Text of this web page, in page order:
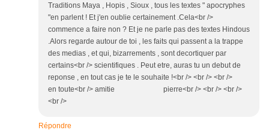
Traditions Maya , Hopis , Sioux , tous les textes " apocryphes
"en parlent ! Et j'en oublie certainement .Cela<br />
commence a faire non ? Et je ne parle pas des textes Hindous
.Alors regarde autour de toi , les faits qui passent a la trappe
des medias , et qui, bizarrements , sont decortiquer par
certains<br /> scientifiques . Peut etre, auras tu un debut de
reponse , en tout cas je te le souhaite !<br /> <br /> <br />
en toute<br /> amitie pierre<br /> <br /> <br />
<br />
Répondre